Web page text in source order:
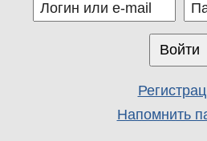
Напомнить